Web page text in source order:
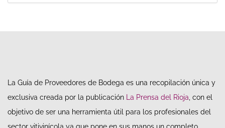
La Guía de Proveedores de Bodega es una recopilación única y
exclusiva creada por la publicación La Prensa del Rioja , con el
objetivo de ser una herramienta útil para los profesionales del